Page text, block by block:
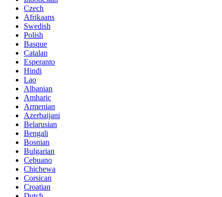
Czech
Afrikaans
Swedish
Polish
Basque
Catalan
Esperanto
Hindi
Lao
Albanian
Amharic
Armenian
Azerbaijani
Belarusian
Bengali
Bosnian
Bulgarian
Cebuano
Chichewa
Corsican
Croatian